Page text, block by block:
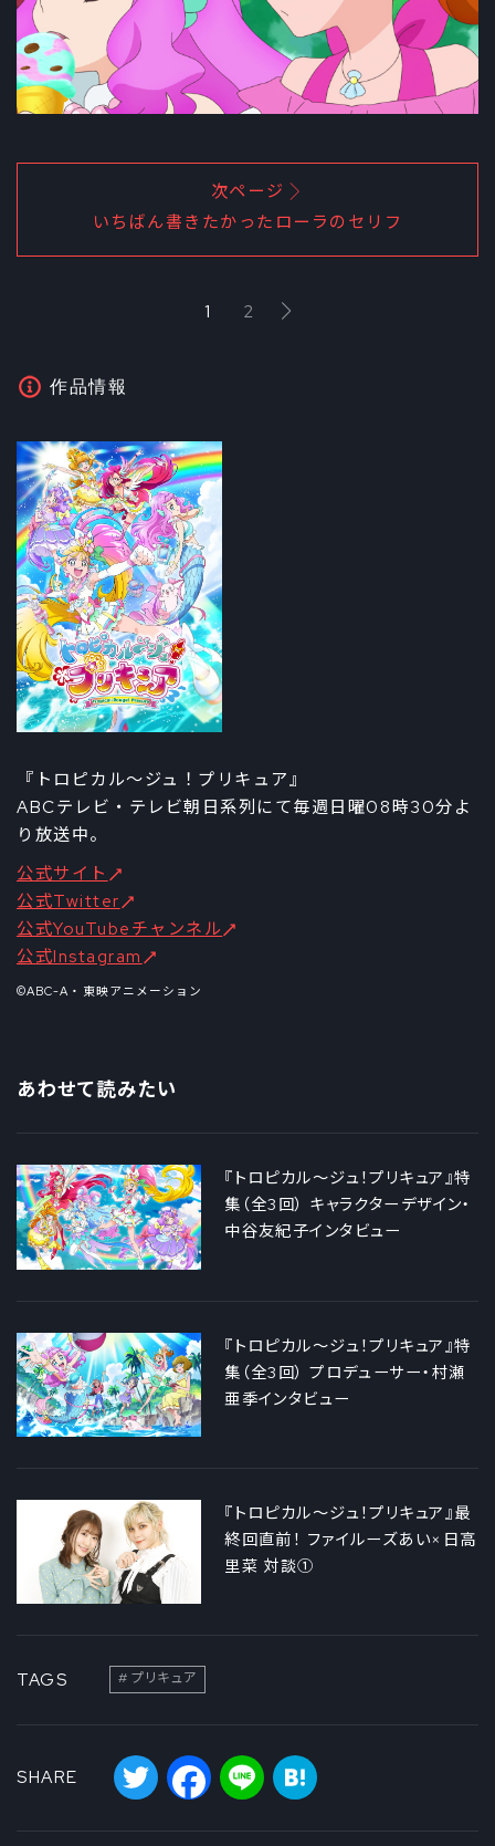
次ページ
いちばん書きたかったローラのセリフ
1 2
作品情報
『トロピカル〜ジュ！プリキュア』
ABCテレビ・テレビ朝日系列にて毎週日曜08時30分よ
り放送中。
公式サイト
公式Twitter
公式YouTubeチャンネル
公式Instagram
©ABC-A・東映アニメーション
あわせて読みたい
『トロピカル〜ジュ！プリキュア』特
集（全3回） キャラクターデザイン・
中谷友紀子インタビュー
『トロピカル〜ジュ！プリキュア』特
集（全3回） プロデューサー・村瀬
亜季インタビュー
『トロピカル～ジュ！プリキュア』最
終回直前！ ファイルーズあい×日高
里菜 対談①
TAGS プリキュア
SHARE
Twitter Facebook
Line